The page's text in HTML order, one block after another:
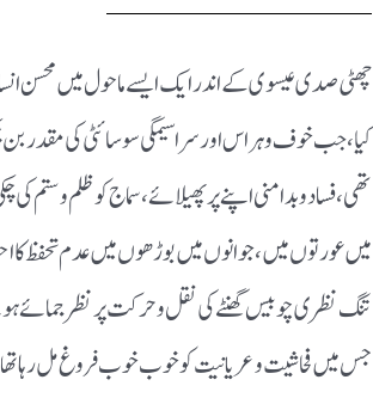
چھٹی صدی عیسوی کے اندر ایک ایسے ماحول میں محسن
کیا ، جب خوف و ہراس اور سراسیمگی سوسائٹی کی مقدر
تھی ، فسادو بدامنی اپنے پر پھیلائے ، سماج کو ظلم
میں عورتوں میں ، جوانوں میں بوڑھوں میں عدم تحفظ
تنگ نظری چوبیس گھنٹے کی نقل وحرکت پر نظر جمائے
جس میں فحاشیت وعر یا نیت کو خوب خوب فروغ مل رہا تھا ،